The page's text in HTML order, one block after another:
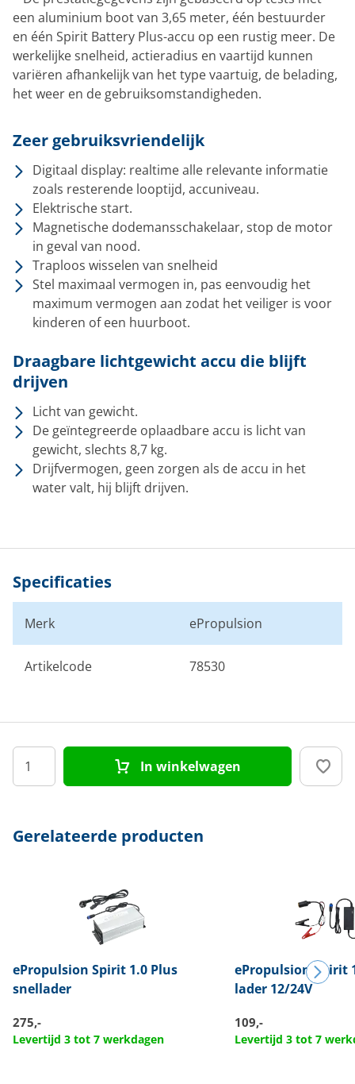
een aluminium boot van 3,65 meter, één bestuurder
en één Spirit Battery Plus-accu op een rustig meer. De
werkelijke snelheid, actieradius en vaartijd kunnen
variëren afhankelijk van het type vaartuig, de belading,
het weer en de gebruiksomstandigheden.
Zeer gebruiksvriendelijk
Digitaal display: realtime alle relevante informatie
zoals resterende looptijd, accuniveau.
Elektrische start.
Magnetische dodemansschakelaar, stop de motor
in geval van nood.
Traploos wisselen van snelheid
Stel maximaal vermogen in, pas eenvoudig het
maximum vermogen aan zodat het veiliger is voor
kinderen of een huurboot.
Draagbare lichtgewicht accu die blijft
drijven
Licht van gewicht.
De geïntegreerde oplaadbare accu is licht van
gewicht, slechts 8,7 kg.
Drijfvermogen, geen zorgen als de accu in het
water valt, hij blijft drijven.
Specificaties
Merk ePropulsion
Artikelcode 78530
In winkelwagen
Gerelateerde producten
ePropulsion Spirit 1.0 Plus
snellader
275,-
Levertijd 3 tot 7 werkdagen
ePropulsionSpirit
lader 12/24V
109,-
Levertijd 3 tot 7